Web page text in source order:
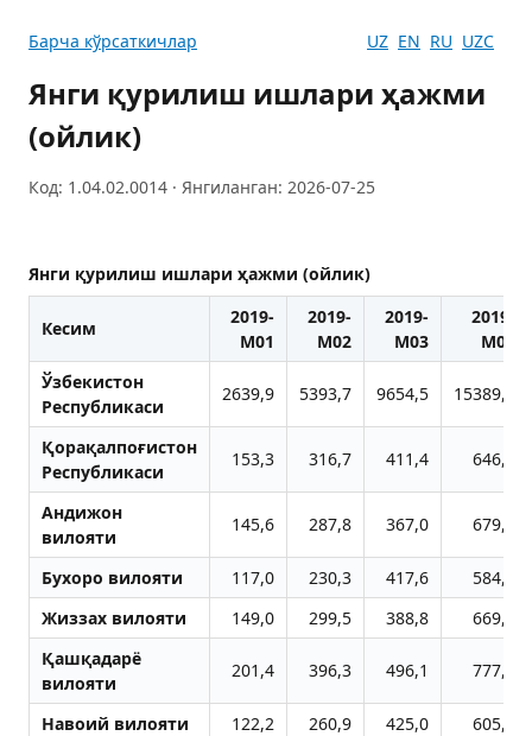
Барча кўрсаткичлар UZ EN RU UZC
Янги қурилиш ишлари ҳажми
(ойлик)
Код: 1.04.02.0014 · Янгиланган: 2026-07-25
Янги қурилиш ишлари ҳажми (ойлик)
Кесим
2019-
M01
2019-
M02
2019-
M03
2019-
M04
Ўзбекистон
Республикаси
2639,9 5393,7 9654,5 15389,6
Қорақалпоғистон
Республикаси
153,3 316,7 411,4 646,5
Aндижон
вилояти
145,6 287,8 367,0 679,5
Бухоро вилояти 117,0 230,3 417,6
584,5
Жиззах вилояти
149,0 299,5 388,8
669,2
Қашқадарё
вилояти
201,4 396,3 496,1 777,4
Навоий вилояти 122,2 260,9 425,0
605,3